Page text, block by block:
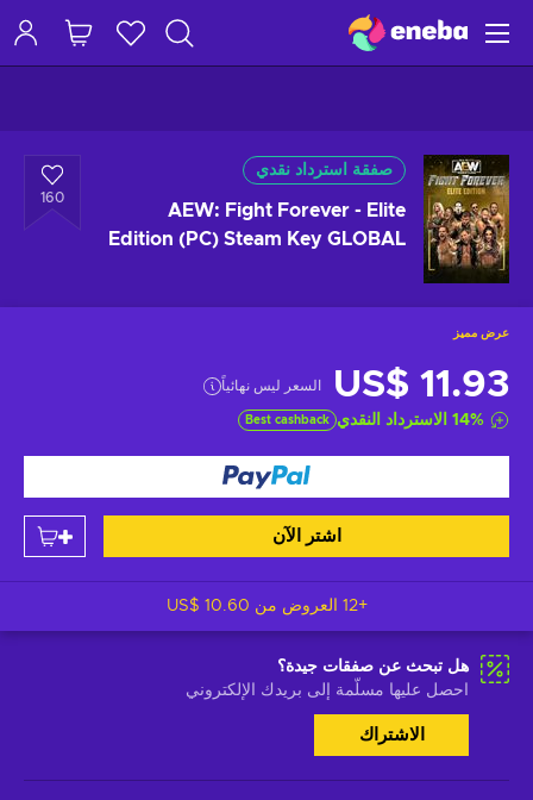
صفقة استرداد نقدي
AEW: Fight Forever - Elite
Edition (PC) Steam Key GLOBAL
160
عرض مميز
US$ 11.93 السعر ليس نهائياً
14% الاسترداد النقدي Best cashback
اشتر الآن
+12 العروض من US$ 10.60
هل تبحث عن صفقات جيدة؟
احصل عليها مسلّمة إلى بريدك الإلكتروني
الاشتراك